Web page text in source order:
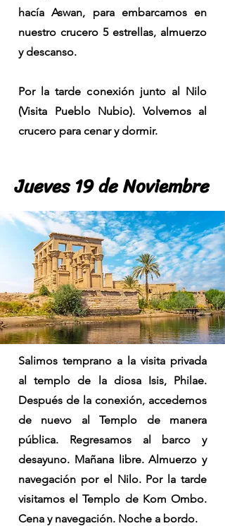
hacía Aswan, para embarcamos en
nuestro crucero 5 estrellas, almuerzo
y descanso.
Por la tarde conexión junto al Nilo
(Visita Pueblo Nubio). Volvemos al
crucero para cenar y dormir.
Jueves 19 de Noviembre
Jueves 19 de Noviembre
Salimos temprano a la visita privada
al templo de la diosa Isis, Philae.
Después de la conexión, accedemos
de nuevo al Templo de manera
pública. Regresamos al barco y
desayuno. Mañana libre. Almuerzo y
navegación por el Nilo. Por la tarde
visitamos el Templo de Kom Ombo.
Cena y navegación. Noche a bordo.